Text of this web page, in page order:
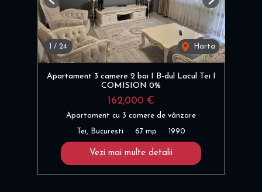
/ 24 Harta
Previous Next
Apartament 3 camere 2 bai I B-dul Lacul Tei I
COMISION 0%
162,000 €
Apartament cu 3 camere de vânzare
Tei, Bucuresti 67 mp 1990
Vezi mai multe detalii